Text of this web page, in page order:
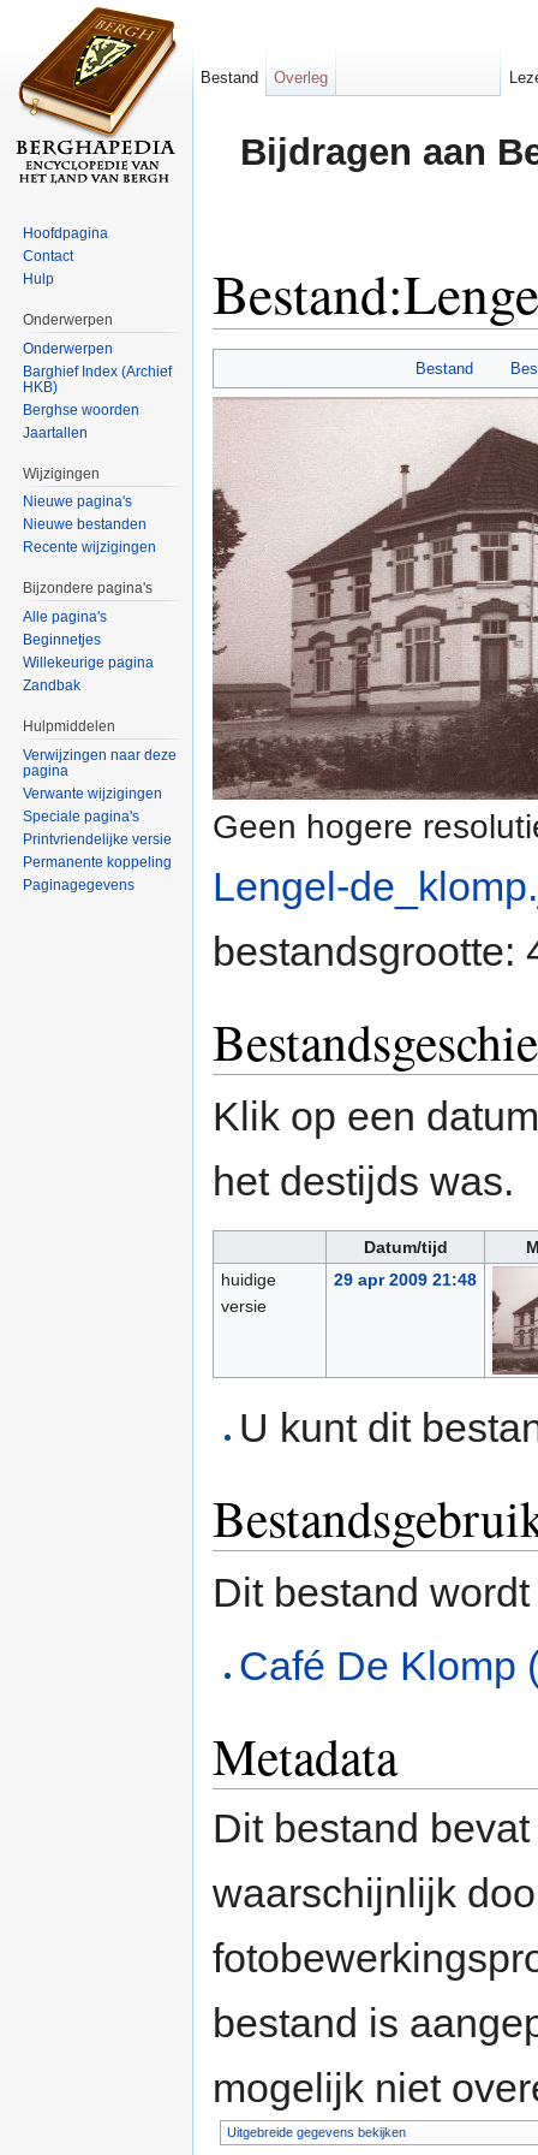
Bijdragen aan
Bestand
Geen hogere
Lengel-
bestandsgrootte:
Klik op een
het destijds was.
Datum/tijd
huidige
versie
29 apr 2009 21:48
U kunt dit
Dit bestand
Café De Klomp
Metadata
Dit bestand
waarschijnlijk
bestand is
mogelijk niet
Uitgebreide gegevens bekijken
Bestand Overleg
Hoofdpagina
Contact
Hulp
Onderwerpen
Onderwerpen
Barghief Index (Archief
HKB)
Berghse woorden
Jaartallen
Wijzigingen
Nieuwe pagina's
Nieuwe bestanden
Recente wijzigingen
Bijzondere pagina's
Alle pagina's
Beginnetjes
Willekeurige pagina
Zandbak
Hulpmiddelen
Verwijzingen naar deze
pagina
Verwante wijzigingen
Speciale pagina's
Printvriendelijke versie
Permanente koppeling
Paginagegevens